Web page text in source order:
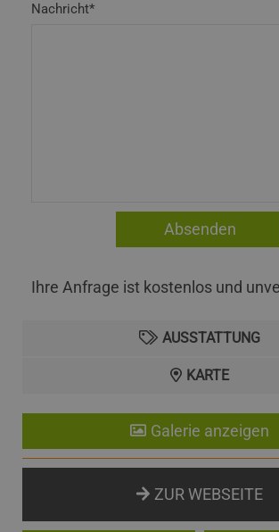
Nachricht*
Ihre Anfrage ist kostenlos und
AUSSTATTUNG
KARTE
Galerie anzeigen
ZUR WEBSEITE